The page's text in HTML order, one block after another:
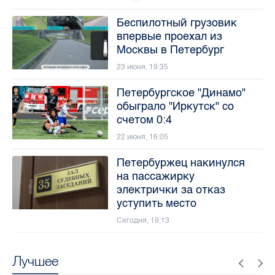
Лучшее
Беспилотный грузовик
впервые проехал из
Москвы в Петербург
23 июня, 19:35
Петербургское "Динамо"
обыграло "Иркутск" со
счетом 0:4
22 июня, 16:05
Петербуржец накинулся
на пассажирку
электрички за отказ
уступить место
Сегодня, 19:13